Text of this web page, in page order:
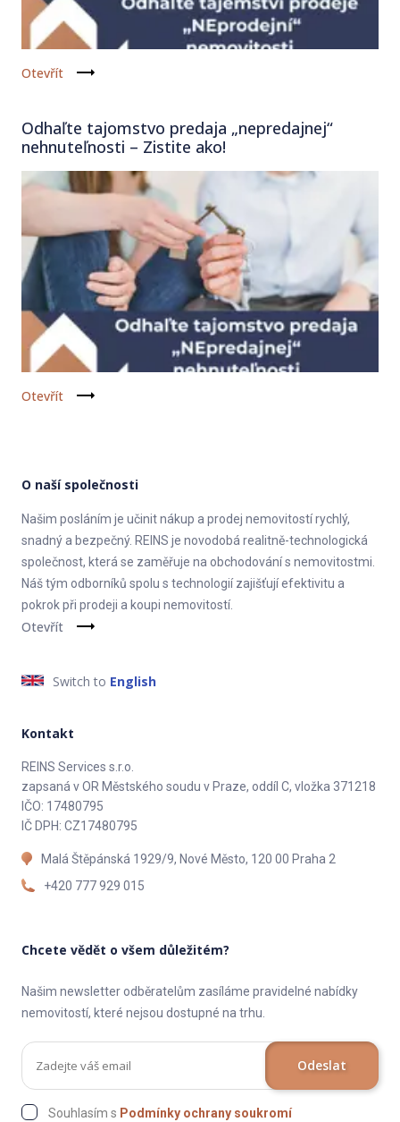
Otevřít
Odhaľte tajomstvo predaja „nepredajnej“
nehnuteľnosti – Zistite ako!
Otevřít
O naší společnosti
Našim posláním je učinit nákup a prodej nemovitostí rychlý,
snadný a bezpečný. REINS je novodobá realitně-technologická
společnost, která se zaměřuje na obchodování s nemovitostmi.
Náš tým odborníků spolu s technologií zajišťují efektivitu a
pokrok při prodeji a koupi nemovitostí.
Otevřít
Switch to English
Kontakt
REINS Services s.r.o.
zapsaná v OR Městského soudu v Praze, oddíl C, vložka 371218
IČO: 17480795
IČ DPH: CZ17480795
Malá Štěpánská 1929/9, Nové Město, 120 00 Praha 2
+420 777 929 015
Chcete vědět o všem důležitém?
Našim newsletter odběratelům zasíláme pravidelné nabídky
nemovitostí, které nejsou dostupné na trhu.
Odeslat
Souhlasím s Podmínky ochrany soukromí